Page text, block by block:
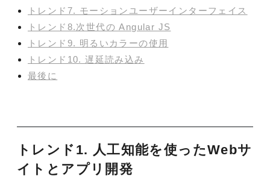
トレンド7. モーションユーザーインターフェイス
トレンド8.次世代の Angular JS
トレンド9. 明るいカラーの使用
トレンド10. 遅延読み込み
最後に
トレンド1. 人工知能を使ったWebサ
イトとアプリ開発